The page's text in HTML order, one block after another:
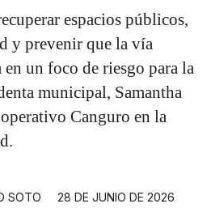
espacios públicos,
y prevenir que la vía
un foco de riesgo para la
municipal, Samantha
Canguro en la
28 DE JUNIO DE 2026
SOTO